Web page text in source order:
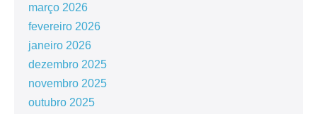
março 2026
fevereiro 2026
janeiro 2026
dezembro 2025
novembro 2025
outubro 2025